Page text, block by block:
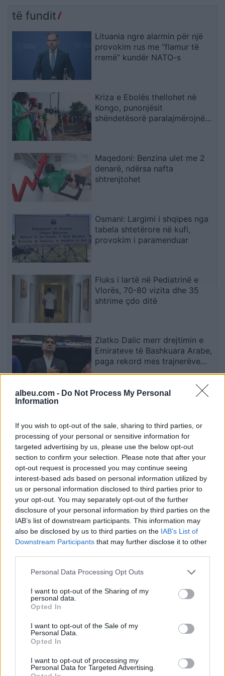
albeu.com - Do Not Process My Personal
Information
If you wish to opt-out of the sale, sharing to third parties, or
processing of your personal or sensitive information for
targeted advertising by us, please use the below opt-out
section to confirm your selection. Please note that after your
opt-out request is processed you may continue seeing
interest-based ads based on personal information utilized by
us or personal information disclosed to third parties prior to
your opt-out. You may separately opt-out of the further
disclosure of your personal information by third parties on the
IAB’s list of downstream participants. This information may
also be disclosed by us to third parties on the IAB’s List of
Downstream Participants that may further disclose it to other
Personal Data Processing Opt Outs
I want to opt-out of the Sharing of my
personal data.
Opted In
I want to opt-out of the Sale of my
Personal Data.
Opted In
I want to opt-out of processing my
Personal Data for Targeted Advertising.
të fundit
Lituania ngre alarmin për një
provokim rus me “flamur të
rremë” kundër NATO-s
Kriza e Ebolës thellohet në
Kongo, punonjësit
shëndetësorë paralajmërojnë
Maqedoni: Benzina ulet me 2
denarë, ndërsa nafta
shtrenjtohet
Osmani: Largimi i shqipes nga
tabela shtetërore në kufi,
provokim i paramenduar
Fluks i lartë në Pediatrinë e
Vlorës, 70-80 vizita dhe 35
shtrime çdo ditë
Zlatko Dalic merr drejtimin e
Emirateve të Bashkuara Arabe,
paga rekord mes trajnerëve
kroatë
jeta publike: E planifikoja prej
kohësh
Esim for Global
Esim for USA | Esim for Italy Esim for Spain|Esim
for Turkey|Esim for Germany|Esim for Greece|